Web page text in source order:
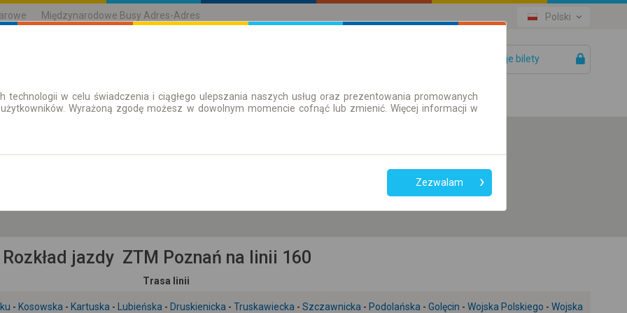
Międzynarodowe Busy Adres-Adres Polski
Twoje bilety
| Bilety Bilety okresowe
przesiadek
Tylko bilet online
Rozkład jazdy ZTM Poznań na linii 160
Trasa linii
- Kosowska - Kartuska - Lubieńska - Druskienicka - Truskawiecka - Szczawnicka - Podolańska - Golęcin - Wojska Polskiego - Wojska
technologii w celu świadczenia i ciągłego ulepszania naszych usług oraz prezentowania promowanych
Wyrażoną zgodę możesz w dowolnym momencie cofnąć lub zmienić. Więcej informacji w
Zezwalam